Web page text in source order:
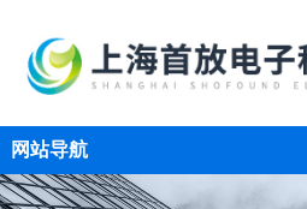
网站导航